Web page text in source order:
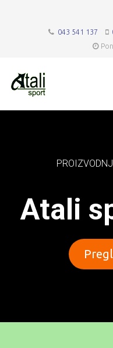
043 541 137
Atali